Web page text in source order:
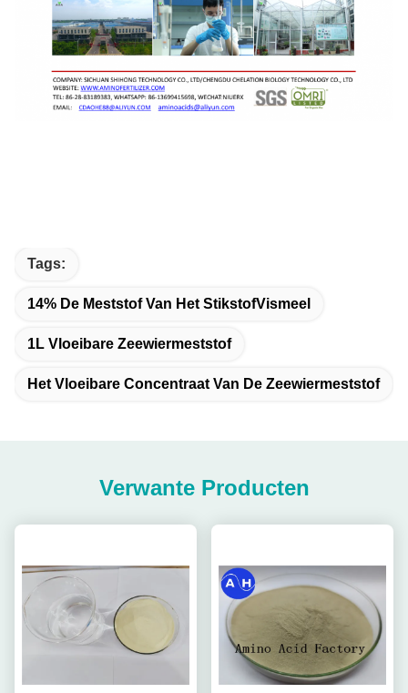
Tags:
14% De Meststof Van Het StikstofVismeel
1L Vloeibare Zeewiermeststof
Het Vloeibare Concentraat Van De Zeewiermeststof
Verwante Producten